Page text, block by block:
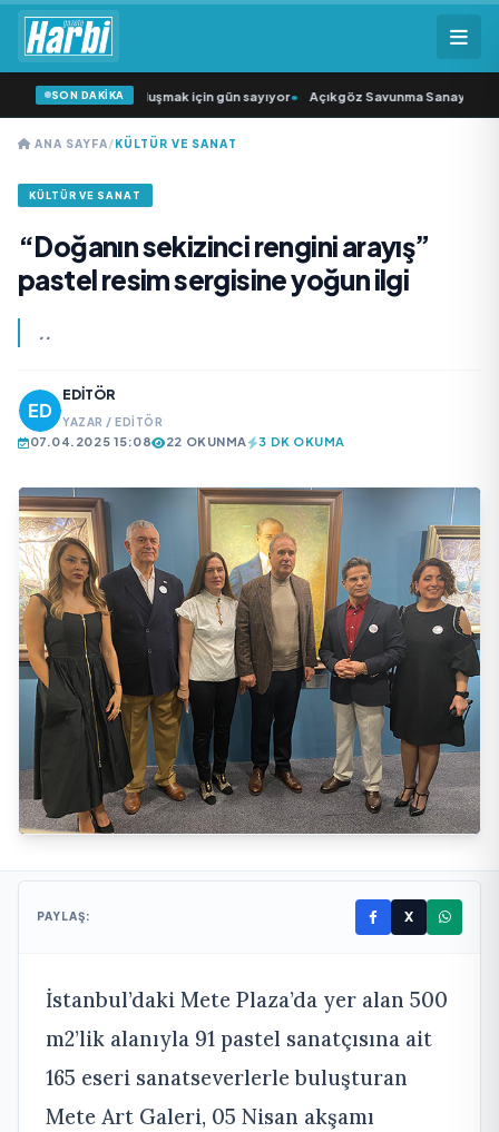
SON DAKİKA
seyircisiyle buluşmak için gün sayıyor• Açıkgöz Savunma Sanayi AŞ Yeni
ANA SAYFA/KÜLTÜR VE SANAT
KÜLTÜR VE SANAT
“Doğanın sekizinci rengini arayış”
pastel resim sergisine yoğun ilgi
..
EDITÖR
YAZAR / EDITÖR
07.04.2025 15:08 22 OKUNMA 3 DK OKUMA
PAYLAŞ: X
İstanbul’daki Mete Plaza’da yer alan 500
m2’lik alanıyla 91 pastel sanatçısına ait
165 eseri sanatseverlerle buluşturan
Mete Art Galeri, 05 Nisan akşamı